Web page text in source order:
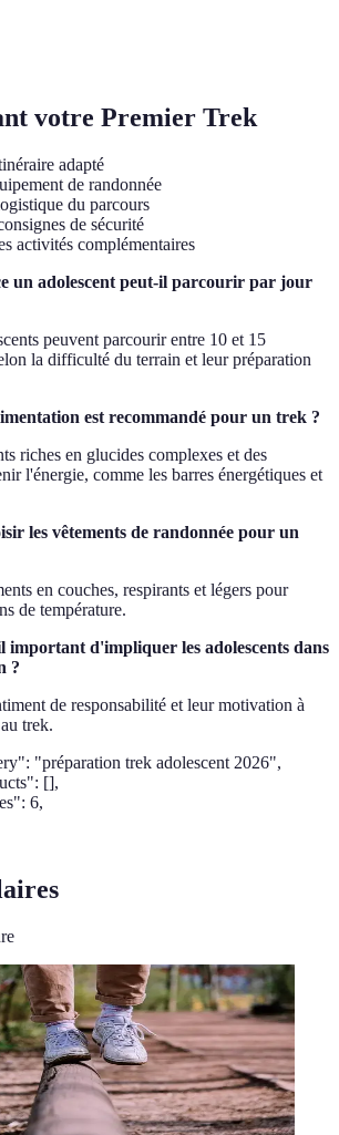
votre Premier Trek
adapté
de randonnée
du parcours
de sécurité
activités complémentaires
un adolescent peut-il parcourir par jour
peuvent parcourir entre 10 et 15
la difficulté du terrain et leur préparation
est recommandé pour un trek ?
riches en glucides complexes et des
l'énergie, comme les barres énergétiques et
les vêtements de randonnée pour un
en couches, respirants et légers pour
de température.
important d'impliquer les adolescents dans
?
de responsabilité et leur motivation à
trek.
"préparation trek adolescent 2026",
[],
6,